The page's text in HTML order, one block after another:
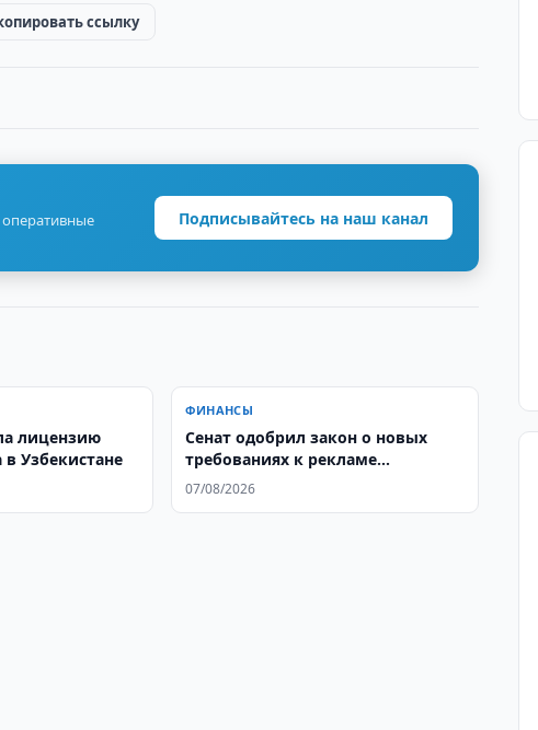
ссылку
Подписывайтесь на наш канал
лицензию
Узбекистане
ФИНАНСЫ
Сенат одобрил закон о новых
требованиях к рекламе
финансовых услуг
07/08/2026